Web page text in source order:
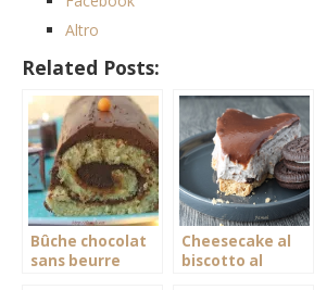
Altro
Related Posts:
Bûche chocolat
sans beurre
Cheesecake al
biscotto al